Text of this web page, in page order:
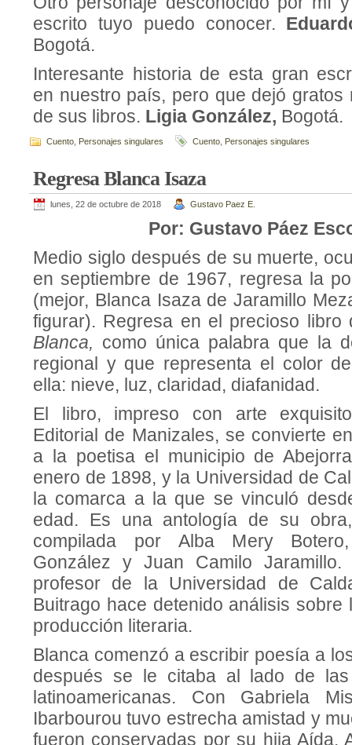
escrito tuyo puedo conocer.
Bogotá.
Interesante historia de esta gran
en nuestro país, pero que dejó gratos
de sus libros. Ligia González, Bogotá.
Cuento Personajes singulares Cuento Personajes singulares
Regresa Blanca Isaza
lunes, 22 de octubre de 2018 Gustavo Paez E.
Por: Gustavo Páez
Medio siglo después de su muerte,
en septiembre de 1967, regresa la
(mejor, Blanca Isaza de Jaramillo
figurar). Regresa en el precioso libro
Blanca, como única palabra que la
regional y que representa el color
ella: nieve, luz, claridad, diafanidad.
El libro, impreso con arte
Editorial de Manizales, se convierte
a la poetisa el municipio de
enero de 1898, y la Universidad de
la comarca a la que se vinculó
edad. Es una antología de su
compilada por Alba Mery
González y Juan Camilo
profesor de la Universidad de
Buitrago hace detenido análisis sobre
producción literaria.
Blanca comenzó a escribir poesía a
después se le citaba al lado de las
latinoamericanas. Con Gabriela
Ibarbourou tuvo estrecha amistad y
fueron conservadas por su hija Aída.